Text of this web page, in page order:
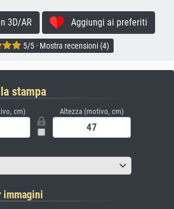
3D/AR Aggiungi ai preferiti
5/5 · Mostra recensioni (4)
stampa
cm) Altezza (motivo, cm)
immagini